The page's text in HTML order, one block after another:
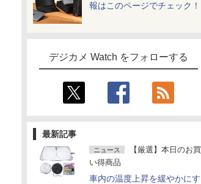
報はこのページでチェック！
デジカメ Watch をフォローする
最新記事
ニュース
【厳選】本日のお買
い得商品
車内の温度上昇を緩やかにす